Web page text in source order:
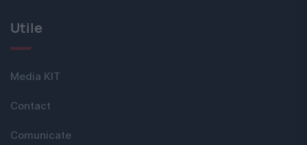
Utile
Media KIT
Contact
Comunicate